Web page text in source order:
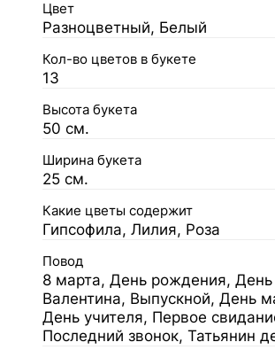
Цвет
Разноцветный, Белый
Кол-во цветов в букете
13
Высота букета
50 см.
Ширина букета
25 см.
Какие цветы содержит
Гипсофила, Лилия, Роза
Повод
8 марта, День рождения, День
Валентина, Выпускной, День
День учителя, Первое
Последний звонок, Татьянин